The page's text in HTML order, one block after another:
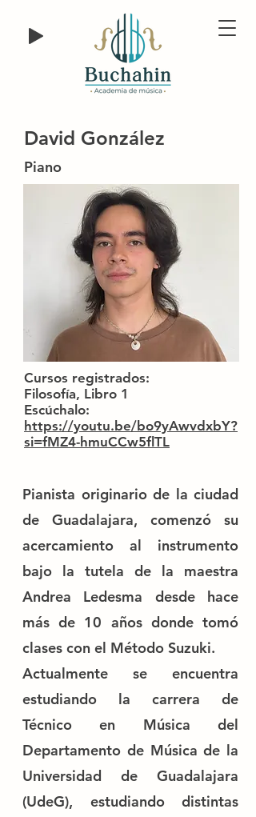
David González
Piano
Cursos registrados:
Filosofía, Libro 1
Escúchalo:
https://youtu.be/bo9yAwvdxbY?
si=fMZ4-hmuCCw5flTL
Pianista originario de la ciudad
de Guadalajara, comenzó su
acercamiento al instrumento
bajo la tutela de la maestra
Andrea Ledesma desde hace
más de 10 años donde tomó
clases con el Método Suzuki.
Actualmente se encuentra
estudiando la carrera de
Técnico en Música del
Departamento de Música de la
Universidad de Guadalajara
(UdeG), estudiando distintas